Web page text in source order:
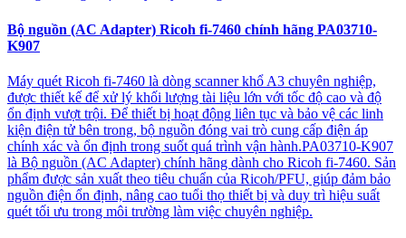
Bộ nguồn (AC Adapter) Ricoh fi-7460 chính hãng PA03710-
K907
Máy quét Ricoh fi-7460 là dòng scanner khổ A3 chuyên nghiệp,
được thiết kế để xử lý khối lượng tài liệu lớn với tốc độ cao và độ
ổn định vượt trội. Để thiết bị hoạt động liên tục và bảo vệ các linh
kiện điện tử bên trong, bộ nguồn đóng vai trò cung cấp điện áp
chính xác và ổn định trong suốt quá trình vận hành.PA03710-K907
là Bộ nguồn (AC Adapter) chính hãng dành cho Ricoh fi-7460. Sản
phẩm được sản xuất theo tiêu chuẩn của Ricoh/PFU, giúp đảm bảo
nguồn điện ổn định, nâng cao tuổi thọ thiết bị và duy trì hiệu suất
quét tối ưu trong môi trường làm việc chuyên nghiệp.